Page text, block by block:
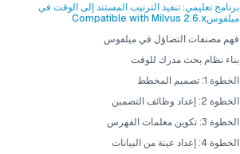
برنامج تعليمي: تنفيذ الترتيب المستند إلى الوقت في
ميلفوسCompatible with Milvus 2.6.x
فهم مصنفات التضاؤل في ميلفوس
بناء نظام بحث مدرك للوقت
الخطوة 1: تصميم المخطط
الخطوة 2: إعداد وظائف التضمين
الخطوة 3: تكوين معلمات الفهرس
الخطوة 4: إعداد عينة من البيانات